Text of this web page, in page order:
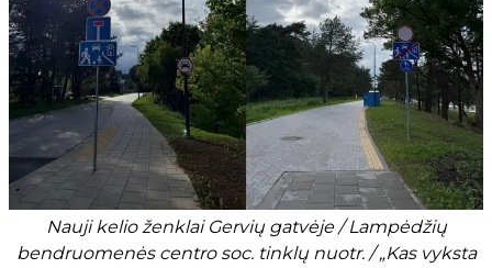
Nauji kelio ženklai Gervių gatvėje / Lampėdžių
bendruomenės centro soc. tinklų nuotr. / „Kas vyksta